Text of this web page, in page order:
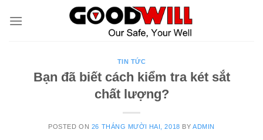
TIN TỨC
Bạn đã biết cách kiểm tra két sắt
chất lượng?
POSTED ON 26 THÁNG MƯỜI HAI, 2018 BY ADMIN